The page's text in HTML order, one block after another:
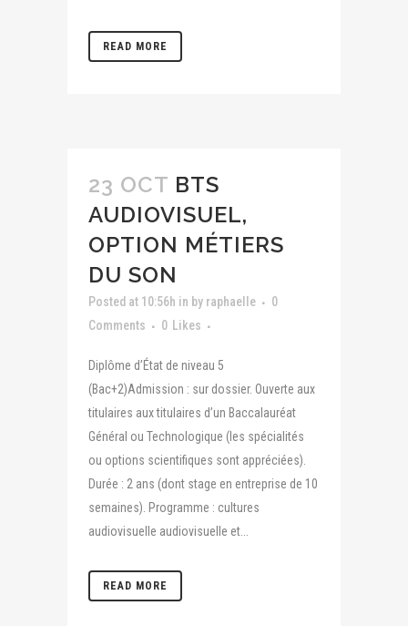
READ MORE
23 OCT BTS
AUDIOVISUEL,
OPTION MÉTIERS
DU SON
Posted at 10:56h in by raphaelle
0
Comments
0 Likes
Diplôme d’État de niveau 5
(Bac+2)Admission : sur dossier. Ouverte aux
titulaires aux titulaires d’un Baccalauréat
Général ou Technologique (les spécialités
ou options scientifiques sont appréciées).
Durée : 2 ans (dont stage en entreprise de 10
semaines). Programme : cultures
audiovisuelle audiovisuelle et...
READ MORE